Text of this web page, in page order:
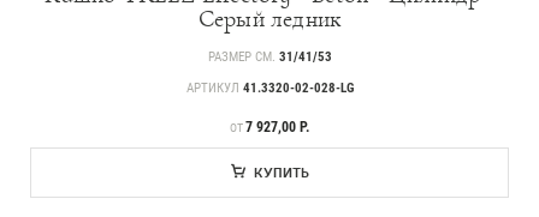
Серый ледник
РАЗМЕР СМ. 31/41/53
АРТИКУЛ 41.3320-02-028-LG
ЦЕНА
ОТ7 927,00 Р.
КУПИТЬ